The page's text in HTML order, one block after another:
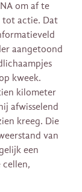
om af te
tot actie. Dat
aangetoond
kweek.
kilometer
afwisselend
kreeg. Die
van
een
cellen,